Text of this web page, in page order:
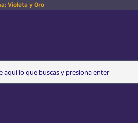
Violeta y Oro